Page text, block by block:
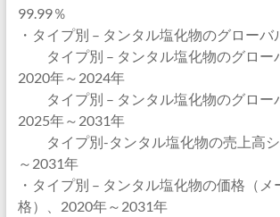
99.99％
・タイプ別 – タンタル塩化物のグロー
タイプ別 – タンタル塩化物のグロー
2020年～2024年
タイプ別 – タンタル塩化物のグロー
2025年～2031年
タイプ別-タンタル塩化物の売上高シ
～2031年
・タイプ別 – タンタル塩化物の価格（メ
格）、2020年～2031年